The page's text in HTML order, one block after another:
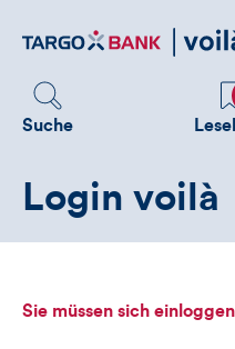
zum
Suche
Login voilà
Sie müssen sich